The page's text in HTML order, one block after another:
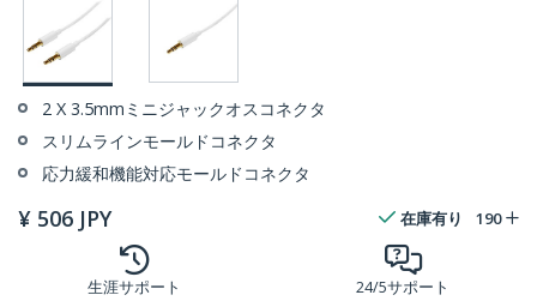
2 X 3.5mmミニジャックオスコネクタ
スリムラインモールドコネクタ
応力緩和機能対応モールドコネクタ
¥ 506 JPY 在庫有り 190
生涯サポート 24/5サポート